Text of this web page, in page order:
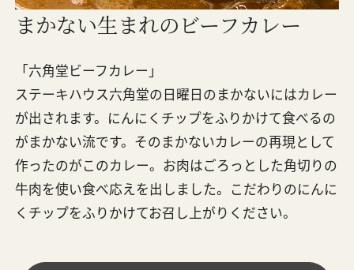
まかない生まれのビーフカレー
「六角堂ビーフカレー」
ステーキハウス六角堂の日曜日のまかないにはカレー
が出されます。にんにくチップをふりかけて食べるの
がまかない流です。そのまかないカレーの再現として
作ったのがこのカレー。お肉はごろっとした角切りの
牛肉を使い食べ応えを出しました。こだわりのにんに
くチップをふりかけてお召し上がりください。